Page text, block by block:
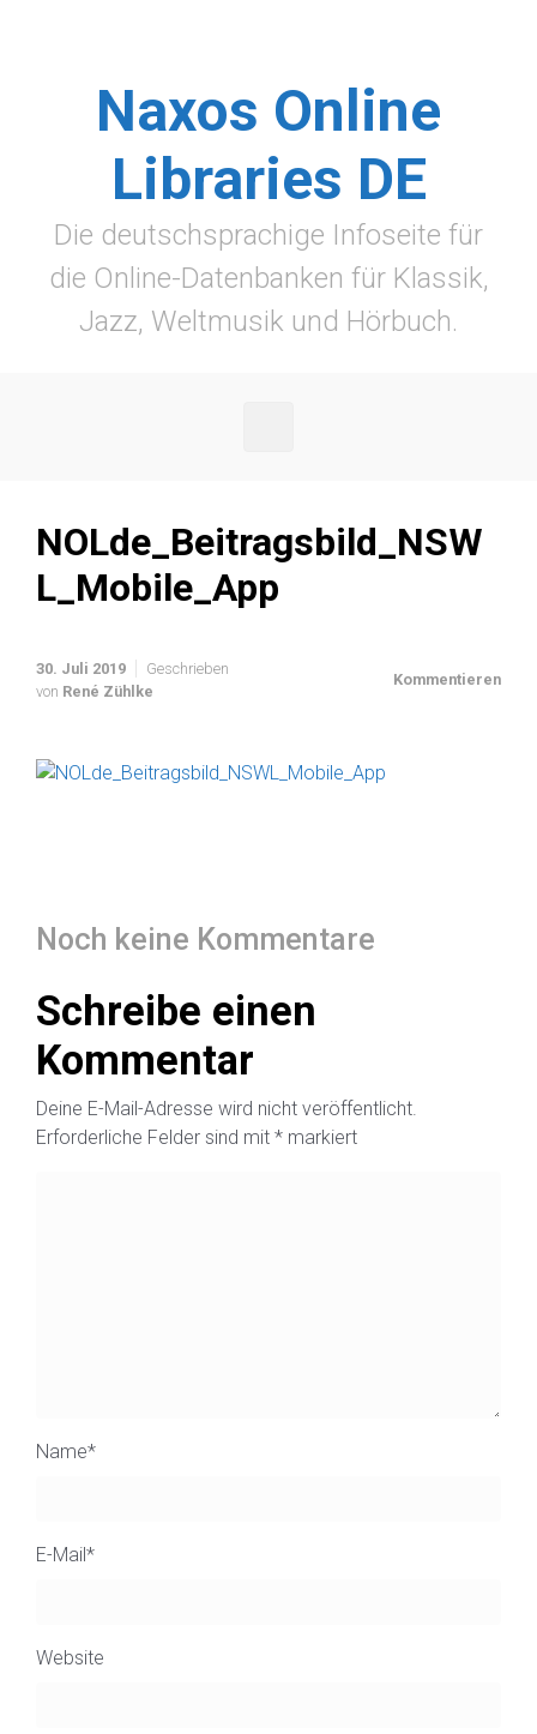
Naxos Online
Libraries DE
Die deutschsprachige Infoseite für
die Online-Datenbanken für Klassik,
Jazz, Weltmusik und Hörbuch.
NOLde_Beitragsbild_NSW
L_Mobile_App
30. Juli 2019
Geschrieben
von René Zühlke
Kommentieren
Noch keine Kommentare
Schreibe einen
Kommentar
Deine E-Mail-Adresse wird nicht veröffentlicht.
Erforderliche Felder sind mit * markiert
Name*
E-Mail*
Website